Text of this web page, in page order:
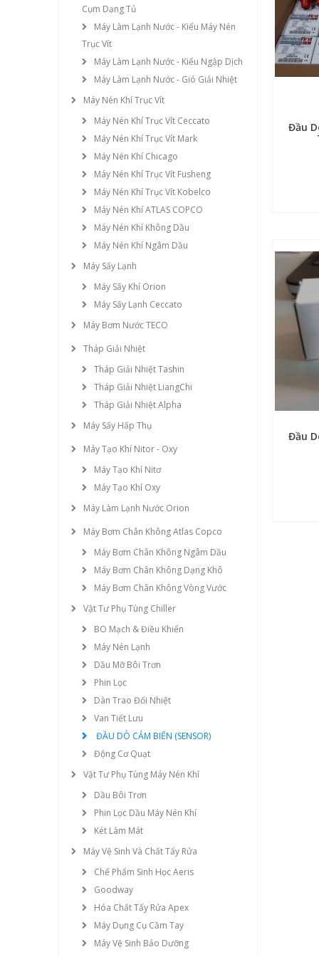
Cụm Dạng Tủ
Máy Làm Lạnh Nước - Kiểu Máy Nén
Trục Vít
Máy Làm Lạnh Nước - Kiểu Ngập Dịch
Máy Làm Lạnh Nước - Gió Giải Nhiệt
Máy Nén Khí Trục Vít
Máy Nén Khí Trục Vít Ceccato
Máy Nén Khí Trục Vít Mark
Máy Nén Khí Chicago
Máy Nén Khí Trục Vít Fusheng
Máy Nén Khí Trục Vít Kobelco
Máy Nén Khí ATLAS COPCO
Máy Nén Khí Không Dầu
Máy Nén Khí Ngâm Dầu
Máy Sấy Lạnh
Máy Sấy Khí Orion
Máy Sấy Lạnh Ceccato
Máy Bơm Nước TECO
Tháp Giải Nhiệt
Tháp Giải Nhiệt Tashin
Tháp Giải Nhiệt LiangChi
Tháp Giải Nhiệt Alpha
Máy Sấy Hấp Thụ
Máy Tạo Khí Nitor - Oxy
Máy Tạo Khí Nitơ
Máy Tạo Khí Oxy
Máy Làm Lạnh Nước Orion
Máy Bơm Chân Không Atlas Copco
Máy Bơm Chân Không Ngâm Dầu
Máy Bơm Chân Không Dạng Khô
Máy Bơm Chân Không Vòng Vước
Vật Tư Phụ Tùng Chiller
BO Mạch & Điều Khiển
Máy Nén Lạnh
Dầu Mỡ Bôi Trơn
Phin Lọc
Dàn Trao Đổi Nhiệt
Van Tiết Lưu
ĐẦU DÒ CẢM BIẾN (SENSOR)
Động Cơ Quạt
Vật Tư Phụ Tùng Máy Nén Khí
Dầu Bôi Trơn
Phin Lọc Dầu Máy Nén Khí
Két Làm Mát
Máy Vệ Sinh Và Chất Tẩy Rửa
Chế Phẩm Sinh Học Aeris
Goodway
Hóa Chất Tẩy Rửa Apex
Máy Dụng Cụ Cầm Tay
Máy Vệ Sinh Bảo Dưỡng
Đầu
Đầu